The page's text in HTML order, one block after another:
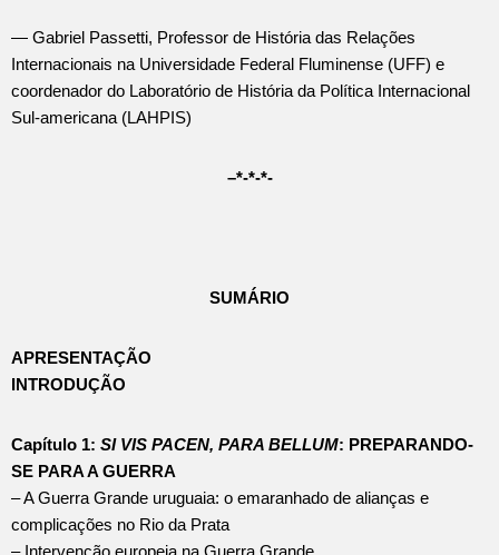
— Gabriel Passetti, Professor de História das Relações
Internacionais na Universidade Federal Fluminense (UFF) e
coordenador do Laboratório de História da Política Internacional
Sul-americana (LAHPIS)
–*-*-*-
SUMÁRIO
APRESENTAÇÃO
INTRODUÇÃO
Capítulo 1: SI VIS PACEN, PARA BELLUM: PREPARANDO-
SE PARA A GUERRA
– A Guerra Grande uruguaia: o emaranhado de alianças e
complicações no Rio da Prata
– Intervenção europeia na Guerra Grande